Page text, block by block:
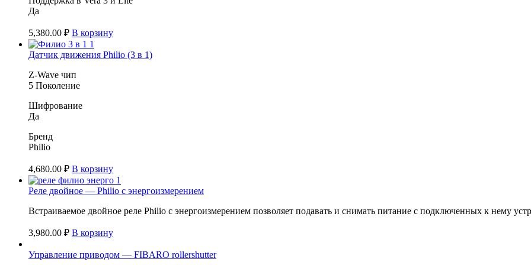
Да
5,380.00 ₽ В корзину
Датчик движения Philio (3 в 1)
Z-Wave чип
5 Поколение
Шифрование
Да
Бренд
Philio
4,680.00 ₽ В корзину
Реле двойное — Philio с энергоизмерением
Встраиваемое двойное реле Philio с энергоизмерением позволяет подавать и снимать питание с подключенных к нему
3,980.00 ₽ В корзину
Управление приводом — FIBARO rollershutter